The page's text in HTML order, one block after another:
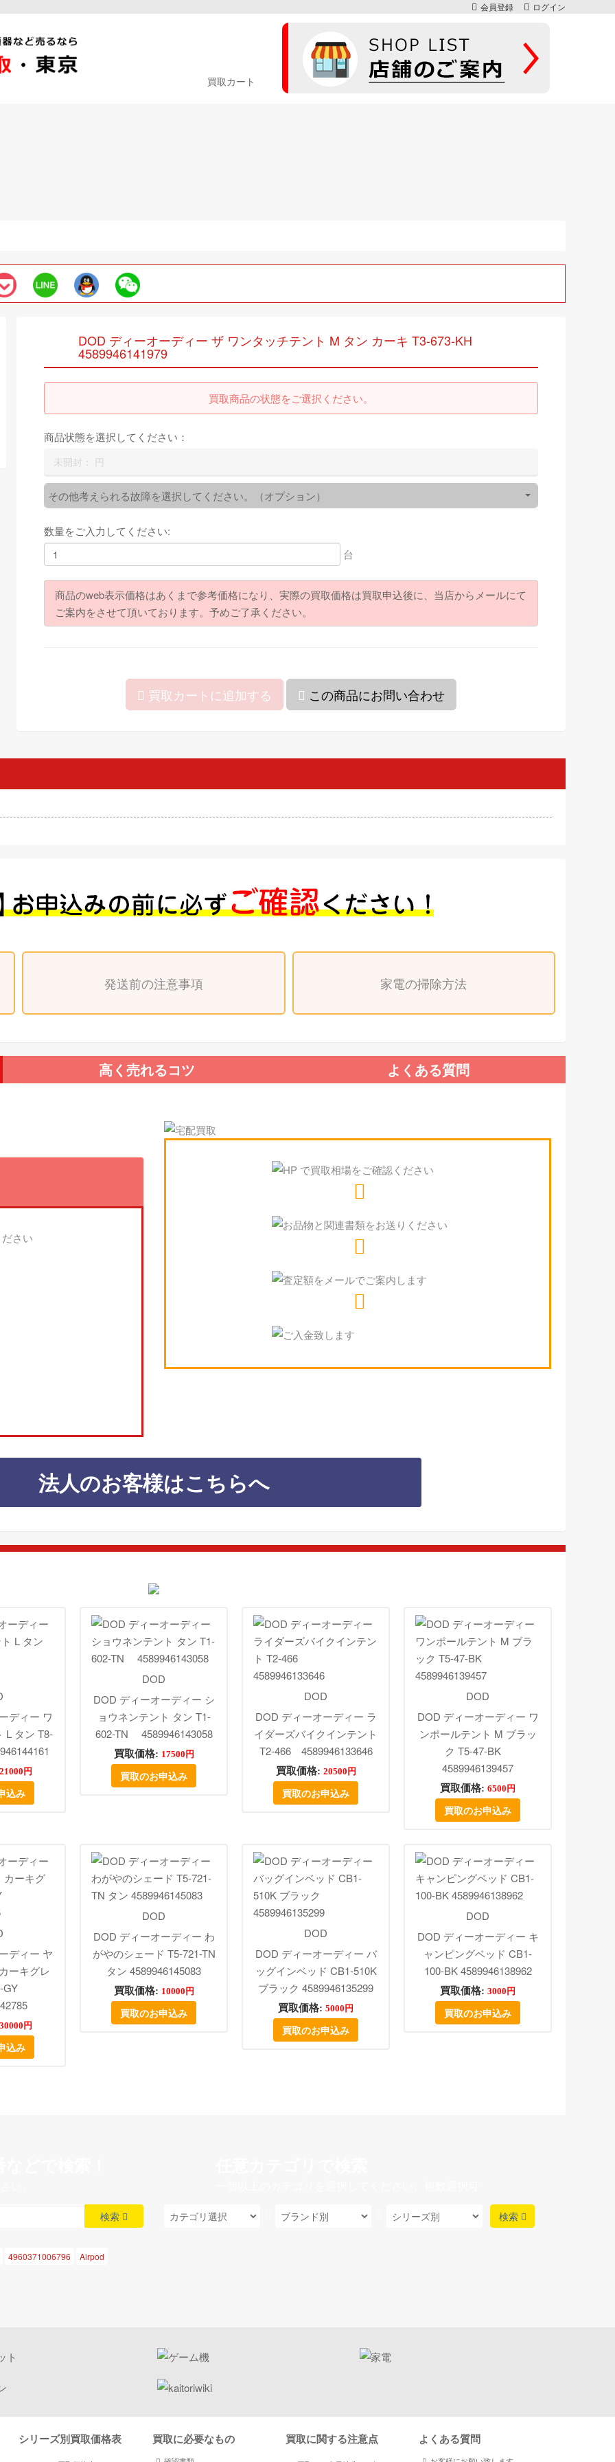
会員登録 ログイン
買取カート
DOD ディーオーディー ザ ワンタッチテント M タン カーキ T3-673-KH
4589946141979
買取商品の状態をご選択ください。
商品状態を選択してください：
未開封： 円
その他考えられる故障を選択してください。（オプション）
数量をご入力してください:
台
商品のweb表示価格はあくまで参考価格になり、実際の買取価格は買取申込後に、当店からメールにて
ご案内をさせて頂いております。予めご了承ください。
買取カートに追加する この商品にお問い合わせ
発送前の注意事項 家電の掃除方法
高く売れるコツ よくある質問
法人のお客様はこちらへ
ディー ワ
L タン T8-
円
込み
DOD
DOD ディーオーディー シ
ョウネンテント タン T1-
602-TN 4589946143058
買取価格: 17500円
買取のお申込み
DOD
DOD ディーオーディー ラ
イダーズバイクインテント
T2-466 4589946133646
買取価格: 20500円
買取のお申込み
DOD
DOD ディーオーディー ワ
ンポールテント M ブラッ
ク T5-47-BK
4589946139457
買取価格: 6500円
買取のお申込み
ディー ヤ
ーキグレ
GY
円
込み
DOD
DOD ディーオーディー わ
がやのシェード T5-721-TN
タン 4589946145083
買取価格: 10000円
買取のお申込み
DOD
DOD ディーオーディー バ
ッグインベッド CB1-510K
ブラック 4589946135299
買取価格: 5000円
買取のお申込み
DOD
DOD ディーオーディー キ
ャンピングベッド CB1-
100-BK 4589946138962
買取価格: 3000円
買取のお申込み
検索
4960371006796 Airpod
検索
シリーズ別買取価格表 買取に必要なもの 買取に関する注意点 よくある質問